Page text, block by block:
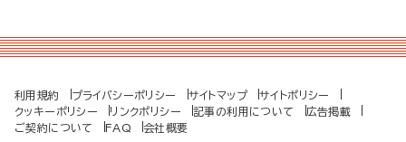
利用規約 プライバシーポリシー サイトマップ
サイトポリシー
クッキーポリシー
リンクポリシー 記事の利用について
広告掲載
ご契約について
FAQ 会社概要